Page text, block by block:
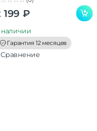
199 ₽
Гарантия 12 месяцев
Сравнение